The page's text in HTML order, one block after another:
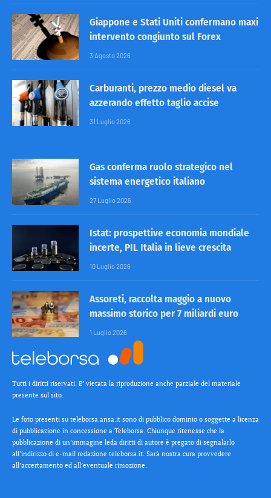
Giappone e Stati Uniti confermano maxi
intervento congiunto sul Forex
3 Agosto 2026
Carburanti, prezzo medio diesel va
azzerando effetto taglio accise
31 Luglio 2026
Gas conferma ruolo strategico nel
sistema energetico italiano
27 Luglio 2026
Istat: prospettive economia mondiale
incerte, PIL Italia in lieve crescita
10 Luglio 2026
Assoreti, raccolta maggio a nuovo
massimo storico per 7 miliardi euro
1 Luglio 2026
Tutti i diritti riservati. E’ vietata la riproduzione anche parziale del materiale
presente sul sito.
Le foto presenti su teleborsa.ansa.it sono di pubblico dominio o soggette a licenza
di pubblicazione in concessione a Teleborsa. Chiunque ritenesse che la
pubblicazione di un’immagine leda diritti di autore è pregato di segnalarlo
all’indirizzo di e-mail redazione teleborsa.it. Sarà nostra cura provvedere
all’accertamento ed all’eventuale rimozione.